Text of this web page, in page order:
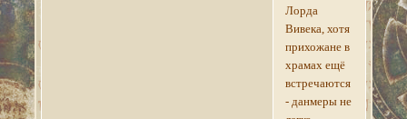
Лорда
Вивека, хотя
прихожане в
храмах ещё
встречаются
- данмеры не